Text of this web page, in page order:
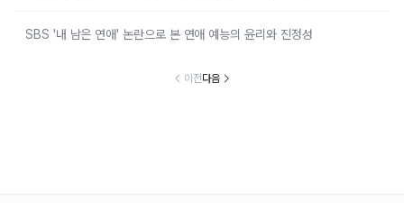
SBS '내 남은 연애' 논란으로 본 연애 예능의 윤리와 진정성
이전다음